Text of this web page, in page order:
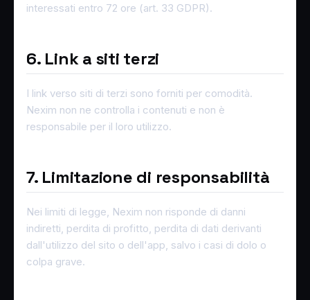
interessati entro 72 ore (art. 33 GDPR).
6. Link a siti terzi
I link verso siti di terzi sono forniti per comodità.
Nexim non ne controlla i contenuti e non è
responsabile per il loro utilizzo.
7. Limitazione di responsabilità
Nei limiti di legge, Nexim non risponde di danni
indiretti, perdita di profitto, perdita di dati derivanti
dall'utilizzo del sito o dell'app, salvo i casi di dolo o
colpa grave.